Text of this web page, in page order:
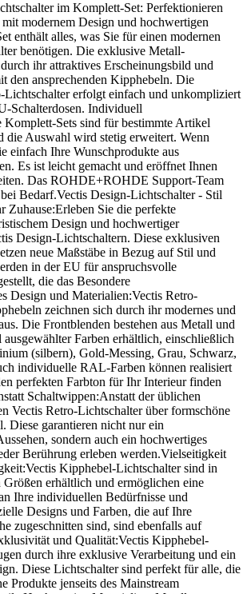
im Komplett-Set: Perfektionieren
modernem Design und hochwertigen
enthält alles, was Sie für einen modernen
benötigen. Die exklusive Metall-
ihr attraktives Erscheinungsbild und
den ansprechenden Kipphebeln. Die
Lichtschalter erfolgt einfach und unkompliziert
Schalterdosen. Individuell
Sets sind für bestimmte Artikel
die Auswahl wird stetig erweitert. Wenn
einfach Ihre Wunschprodukte aus
Es ist leicht gemacht und eröffnet Ihnen
Das ROHDE+ROHDE Support-Team
Bedarf.Vectis Design-Lichtschalter - Stil
Zuhause:Erleben Sie die perfekte
Design und hochwertiger
Design-Lichtschaltern. Diese exklusiven
neue Maßstäbe in Bezug auf Stil und
in der EU für anspruchsvolle
die das Besondere
Design und Materialien:Vectis Retro-
zeichnen sich durch ihr modernes und
Die Frontblenden bestehen aus Metall und
Farben erhältlich, einschließlich
(silbern), Gold-Messing, Grau, Schwarz,
individuelle RAL-Farben können realisiert
perfekten Farbton für Ihr Interieur finden
Schaltwippen:Anstatt der üblichen
Vectis Retro-Lichtschalter über formschöne
Diese garantieren nicht nur ein
sondern auch ein hochwertiges
Berührung erleben werden.Vielseitigkeit
Kipphebel-Lichtschalter sind in
Größen erhältlich und ermöglichen eine
Ihre individuellen Bedürfnisse und
Designs und Farben, die auf Ihre
zugeschnitten sind, sind ebenfalls auf
und Qualität:Vectis Kipphebel-
durch ihre exklusive Verarbeitung und ein
Diese Lichtschalter sind perfekt für alle, die
Produkte jenseits des Mainstream